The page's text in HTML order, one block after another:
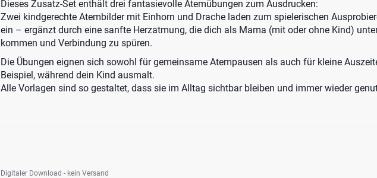
Dieses Zusatz-Set enthält drei fantasievolle Atemübungen zum Ausdrucken:
Zwei kindgerechte Atembilder mit Einhorn und Drache laden zum spielerischen
ein – ergänzt durch eine sanfte Herzatmung, die dich als Mama (mit oder ohne Kind)
kommen und Verbindung zu spüren.
Die Übungen eignen sich sowohl für gemeinsame Atempausen als auch für kleine
Beispiel, während dein Kind ausmalt.
Alle Vorlagen sind so gestaltet, dass sie im Alltag sichtbar bleiben und immer wieder
Digitaler Download - kein Versand